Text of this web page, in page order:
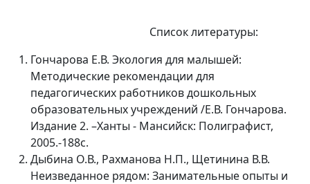
Список литературы:
Гончарова Е.В. Экология для малышей:
Методические рекомендации для
педагогических работников дошкольных
образовательных учреждений /Е.В. Гончарова.
Издание 2. –Ханты - Мансийск: Полиграфист,
2005.-188с.
Дыбина О.В., Рахманова Н.П., Щетинина В.В.
Неизведанное рядом: Занимательные опыты и